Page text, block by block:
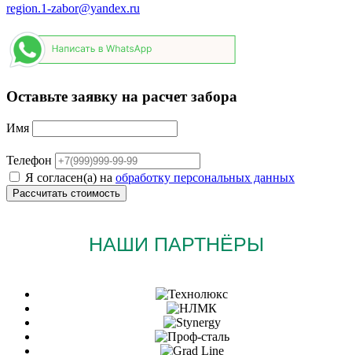
region.1-zabor@yandex.ru
Оставьте заявку на расчет забора
Имя
Телефон
Я согласен(а) на обработку персональных данных
НАШИ ПАРТНЁРЫ